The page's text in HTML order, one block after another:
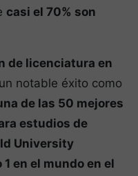
casi el 70% son
de licenciatura en
notable éxito como
de las 50 mejores
estudios de
University
1 en el mundo en el